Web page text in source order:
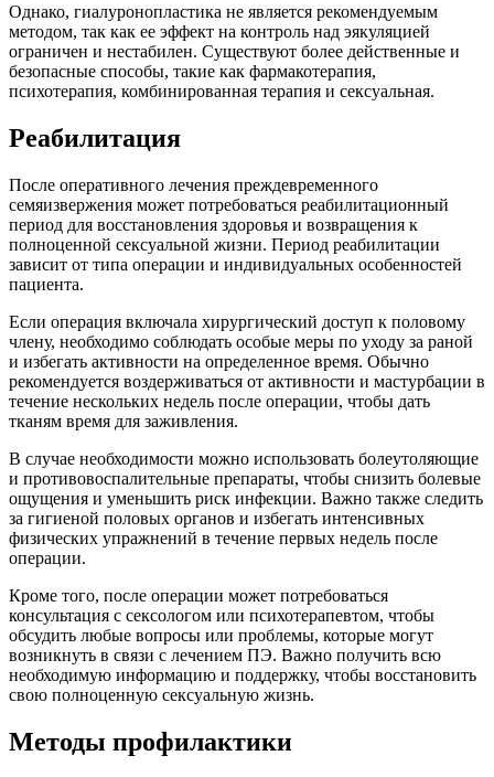
Однако, гиалуронопластика не является рекомендуемым
методом, так как ее эффект на контроль над эякуляцией
ограничен и нестабилен. Существуют более действенные и
безопасные способы, такие как фармакотерапия,
психотерапия, комбинированная терапия и сексуальная.
Реабилитация
После оперативного лечения преждевременного
семяизвержения может потребоваться реабилитационный
период для восстановления здоровья и возвращения к
полноценной сексуальной жизни. Период реабилитации
зависит от типа операции и индивидуальных особенностей
пациента.
Если операция включала хирургический доступ к половому
члену, необходимо соблюдать особые меры по уходу за раной
и избегать активности на определенное время. Обычно
рекомендуется воздерживаться от активности и мастурбации в
течение нескольких недель после операции, чтобы дать
тканям время для заживления.
В случае необходимости можно использовать болеутоляющие
и противовоспалительные препараты, чтобы снизить болевые
ощущения и уменьшить риск инфекции. Важно также следить
за гигиеной половых органов и избегать интенсивных
физических упражнений в течение первых недель после
операции.
Кроме того, после операции может потребоваться
консультация с сексологом или психотерапевтом, чтобы
обсудить любые вопросы или проблемы, которые могут
возникнуть в связи с лечением ПЭ. Важно получить всю
необходимую информацию и поддержку, чтобы восстановить
свою полноценную сексуальную жизнь.
Методы профилактики